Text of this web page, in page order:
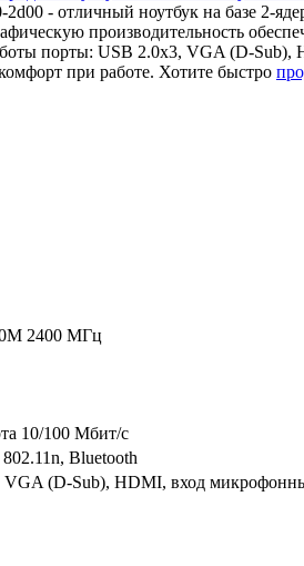
2d00 - отличный ноутбук на базе 2-
производительность
порты: USB 2.0x3, VGA (D-
при работе. Хотите быстро
2400 МГц
10/100 Мбит/c
Bluetooth
VGA (D-Sub), HDMI, вход